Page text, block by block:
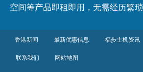
空间等产品即租即用，无需经历繁琐
香港新闻 最新优惠信息 福步主机资讯
联系我们 网站地图